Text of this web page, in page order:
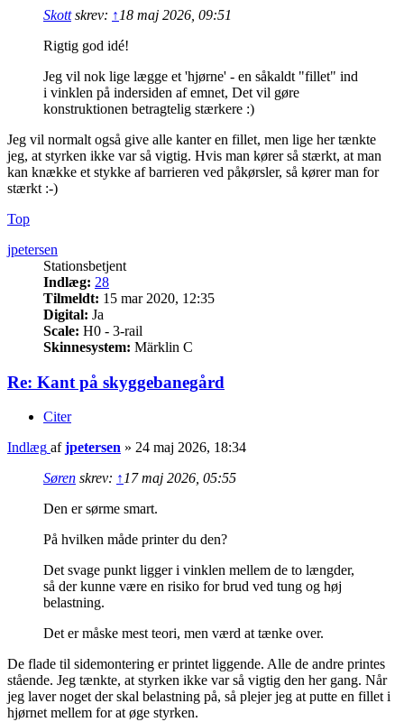
Skottskrev: ↑ 18 maj 2026, 09:51
Rigtig god idé!
Jeg vil nok lige lægge et 'hjørne' - en såkaldt "fillet" ind
i vinklen på indersiden af emnet, Det vil gøre
konstruktionen betragtelig stærkere :)
Jeg vil normalt også give alle kanter en fillet, men lige her tænkte
jeg, at styrken ikke var så vigtig. Hvis man kører så stærkt, at man
kan knække et stykke af barrieren ved påkørsler, så kører man for
stærkt :-)
Top
jpetersen
Stationsbetjent
Indlæg: 28
Tilmeldt: 15 mar 2020, 12:35
Digital: Ja
Scale: H0 - 3-rail
Skinnesystem: Märklin C
Re: Kant på skyggebanegård
Citer
Indlæg afjpetersen » 24 maj 2026, 18:34
Søren skrev: ↑ 17 maj 2026, 05:55
Den er sørme smart.
På hvilken måde printer du den?
Det svage punkt ligger i vinklen mellem de to længder,
så der kunne være en risiko for brud ved tung og høj
belastning.
Det er måske mest teori, men værd at tænke over.
De flade til sidemontering er printet liggende. Alle de andre printes
stående. Jeg tænkte, at styrken ikke var så vigtig den her gang. Når
jeg laver noget der skal belastning på, så plejer jeg at putte en fillet i
hjørnet mellem for at øge styrken.